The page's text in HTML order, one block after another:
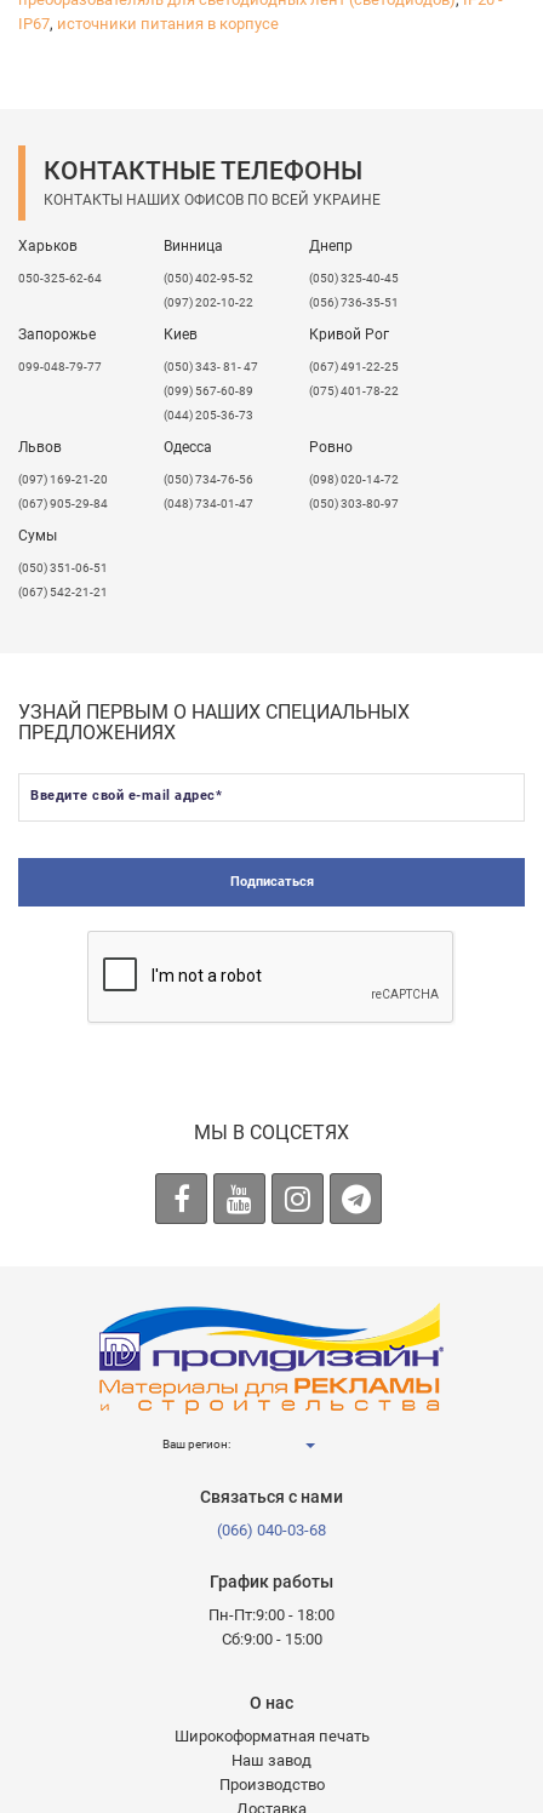
при расчёте нагрузки на сеть.
Вольт.
7. Напряжение питания должно быть постоянным,
8. При получении товара удостовериться в
идентичности видов свечения комплектов
В нашем ассортименте есть блоки питания Mean Well
как для внешнего использования, так и для
использования внутри помещений.
- блоки питания невлагозащищенные для
использованиявнутри помещений, что не
пригодны для внешнего использования.
IP67- влагозащищенные блоки питания для
IP67, источники питания в корпусе
КОНТАКТНЫЕ ТЕЛЕФОНЫ
КОНТАКТЫ НАШИХ ОФИСОВ ПО ВСЕЙ УКРАИНЕ
Харьков
050-325-62-64
Винница
(050) 402-95-52
(097) 202-10-22
Днепр
(050) 325-40-45
(056) 736-35-51
Запорожье
099-048-79-77
Киев
(050) 343- 81- 47
(099) 567-60-89
(044) 205-36-73
Кривой Рог
(067) 491-22-25
(075) 401-78-22
Львов
​(097) 169-21-20
(067) 905-29-84
Одесса
(050) 734-76-56
(048) 734-01-47
Ровно
(098) 020-14-72
(050) 303-80-97
Сумы
(050) 351-06-51
(067) 542-21-21
УЗНАЙ ПЕРВЫМ О НАШИХ СПЕЦИАЛЬНЫХ
ПРЕДЛОЖЕНИЯХ
Введите свой e-mail адрес*
Подписаться
МЫ В СОЦСЕТЯХ
Ваш регион:
Связаться с нами
(066) 040-03-68
График работы
Пн-Пт:9:00 - 18:00
Сб:9:00 - 15:00
О нас
Широкоформатная печать
Наш завод
Производство
Доставка